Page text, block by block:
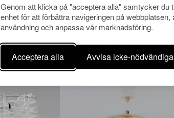
Genom att klicka på "acceptera alla" samtycker du
enhet för att förbättra navigeringen på
användning och anpassa vår marknadsföring.
Acceptera alla Avvisa icke-nödvändiga
Andra har även